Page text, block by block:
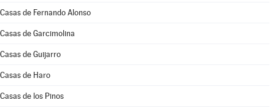
Casas de Fernando Alonso
Casas de Garcimolina
Casas de Guijarro
Casas de Haro
Casas de los Pinos